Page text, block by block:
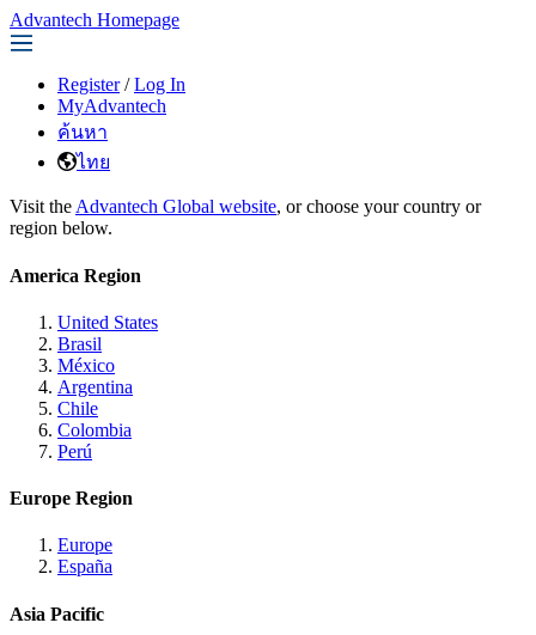
Advantech Homepage
Register / Log In
MyAdvantech
ค้นหา
ไทย
Visit the Advantech Global website, or choose your country or
region below.
America Region
United States
Brasil
México
Argentina
Chile
Colombia
Perú
Europe Region
Europe
España
Asia Pacific